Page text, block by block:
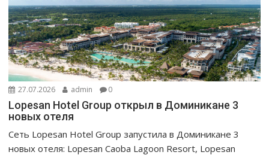
27.07.2026 admin 0
Lopesan Hotel Group открыл в Доминикане 3
новых отеля
Сеть Lopesan Hotel Group запустила в Доминикане 3
новых отеля: Lopesan Caoba Lagoon Resort, Lopesan